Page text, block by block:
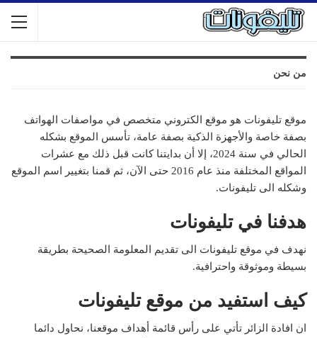
من نحن
موقع تليفونات هو موقع الكتروني متخصص في مواصفات الهواتف
بصفة خاصة والأجهزة الذكية بصفة عامة، تأسس الموقع بشكله
الحالي في سنة 2024، إلا أن بدايتنا كانت قبل ذلك مع عشرات
المواقع المختلفة منذ عام 2016 حتى الآن، ثم قمنا بتغيير اسم الموقع
وشكله الى تليفونات.
هدفنا في تليفونات
نهدف في موقع تليفونات الى تقديم المعلومة الصحيحة بطريقة
بسيطة وموثوقة واحترافية.
كيف استفيد من موقع تليفونات
ان افادة الزائر تأتي على رأس قائمة أهداف موقعنا، نحاول دائما